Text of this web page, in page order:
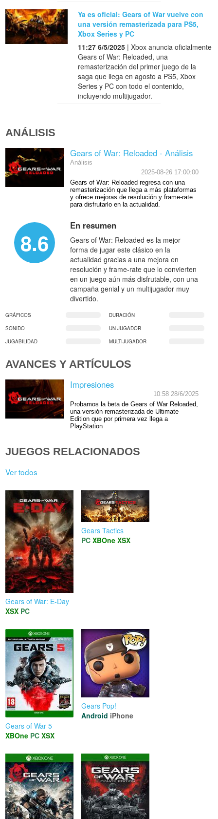
Ya es oficial: Gears of War vuelve con
una versión remasterizada para PS5,
Xbox Series y PC
11:27 6/5/2025 | Xbox anuncia oficialmente
Gears of War: Reloaded, una
remasterización del primer juego de la
saga que llega en agosto a PS5, Xbox
Series y PC con todo el contenido,
incluyendo multijugador.
ANÁLISIS
Gears of War: Reloaded - Análisis
Análisis
2025-08-26 17:00:00
Gears of War: Reloaded regresa con una
remasterización que llega a más plataformas
y ofrece mejoras de resolución y frame-rate
para disfrutarlo en la actualidad.
8.6
En resumen
Gears of War: Reloaded es la mejor
forma de jugar este clásico en la
actualidad gracias a una mejora en
resolución y frame-rate que lo convierten
en un juego aún más disfrutable, con una
campaña genial y un multijugador muy
divertido.
GRÁFICOS
DURACIÓN
SONIDO
UN JUGADOR
JUGABILIDAD
MULTIJUGADOR
AVANCES Y ARTÍCULOS
Impresiones
10:58 28/6/2025
Probamos la beta de Gears of War Reloaded,
una versión remasterizada de Ultimate
Edition que por primera vez llega a
PlayStation
JUEGOS RELACIONADOS
Ver todos
Gears of War: E-Day
XSX PC
Gears Tactics
PC XBOne XSX
Gears of War 5
XBOne PC XSX
Gears Pop!
Android iPhone